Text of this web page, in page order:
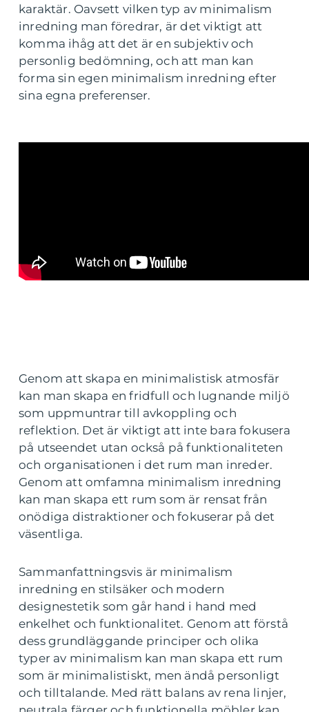
karaktär. Oavsett vilken typ av minimalism
inredning man föredrar, är det viktigt att
komma ihåg att det är en subjektiv och
personlig bedömning, och att man kan
forma sin egen minimalism inredning efter
sina egna preferenser.
Genom att skapa en minimalistisk atmosfär
kan man skapa en fridfull och lugnande miljö
som uppmuntrar till avkoppling och
reflektion. Det är viktigt att inte bara fokusera
på utseendet utan också på funktionaliteten
och organisationen i det rum man inreder.
Genom att omfamna minimalism inredning
kan man skapa ett rum som är rensat från
onödiga distraktioner och fokuserar på det
väsentliga.
Sammanfattningsvis är minimalism
inredning en stilsäker och modern
designestetik som går hand i hand med
enkelhet och funktionalitet. Genom att förstå
dess grundläggande principer och olika
typer av minimalism kan man skapa ett rum
som är minimalistiskt, men ändå personligt
och tilltalande. Med rätt balans av rena linjer,